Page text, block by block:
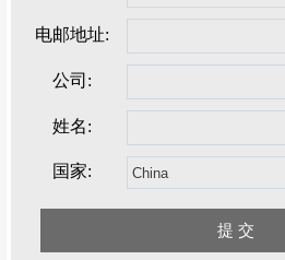
电邮地址:
公司:
姓名:
国家: